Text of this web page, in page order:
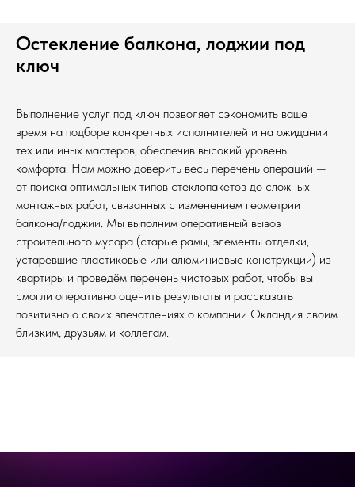
Остекление балкона, лоджии под
ключ
Выполнение услуг под ключ позволяет сэкономить ваше
время на подборе конкретных исполнителей и на ожидании
тех или иных мастеров, обеспечив высокий уровень
комфорта. Нам можно доверить весь перечень операций —
от поиска оптимальных типов стеклопакетов до сложных
монтажных работ, связанных с изменением геометрии
балкона/лоджии. Мы выполним оперативный вывоз
строительного мусора (старые рамы, элементы отделки,
устаревшие пластиковые или алюминиевые конструкции) из
квартиры и проведём перечень чистовых работ, чтобы вы
смогли оперативно оценить результаты и рассказать
позитивно о своих впечатлениях о компании Окландия своим
близким, друзьям и коллегам.